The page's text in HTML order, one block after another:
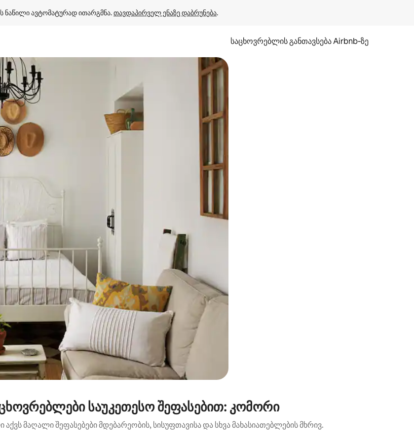
ნაწილი ავტომატურად ითარგმნა. თავდაპირველ ენაზე დაბრუნება.
საცხოვრებლის განთავსება Airbnb‑ზე
კლავიშები ზემოთ/ქვემოთ მიმართული ისრებით ან შეხებისა თუ თითის გასმის ჟესტები.
საუკეთესო შეფასებით: კომორი
მაღალი შეფასებები მდებარეობის, სისუფთავისა და სხვა მახასიათებლების მხრივ.